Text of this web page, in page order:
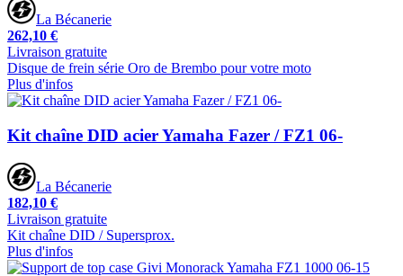
La Bécanerie
262,10 €
Livraison gratuite
Disque de frein série Oro de Brembo pour votre moto
Plus d'infos
Kit chaîne DID acier Yamaha Fazer / FZ1 06-
La Bécanerie
182,10 €
Livraison gratuite
Kit chaîne DID / Supersprox.
Plus d'infos